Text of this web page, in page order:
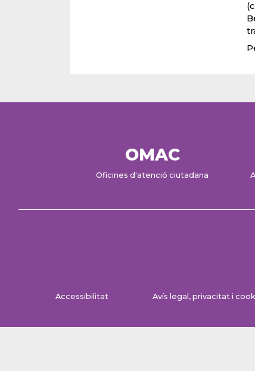
OMAC
Oficines d'atenció ciutadana
Accessibilitat Avís legal, privacitat i